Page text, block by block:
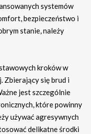
systemów
bezpieczeństwo i
stanie, należy
kroków w
Zbierający się brud i
jest szczególnie
które powinny
używać agresywnych
delikatne środki